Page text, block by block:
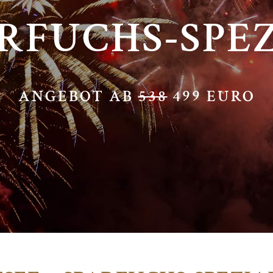
ANGEBOT AB538499 EURO